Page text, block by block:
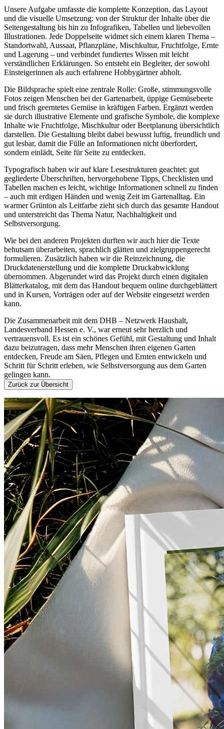
Unsere Aufgabe umfasste die komplette Konzeption, das Layout
und die visuelle Umsetzung: von der Struktur der Inhalte über die
Seitengestaltung bis hin zu Infografiken, Tabellen und liebevollen
Illustrationen. Jede Doppelseite widmet sich einem klaren Thema –
Standortwahl, Aussaat, Pflanzpläne, Mischkultur, Fruchtfolge, Ernte
und Lagerung – und verbindet fundiertes Wissen mit leicht
verständlichen Erklärungen. So entsteht ein Begleiter, der sowohl
Einsteigerinnen als auch erfahrene Hobbygärtner abholt.
Die Bildsprache spielt eine zentrale Rolle: Große, stimmungsvolle
Fotos zeigen Menschen bei der Gartenarbeit, üppige Gemüsebeete
und frisch geerntetes Gemüse in kräftigen Farben. Ergänzt werden
sie durch illustrative Elemente und grafische Symbole, die komplexe
Inhalte wie Fruchtfolge, Mischkultur oder Beetplanung übersichtlich
darstellen. Die Gestaltung bleibt dabei bewusst luftig, freundlich und
gut lesbar, damit die Fülle an Informationen nicht überfordert,
sondern einlädt, Seite für Seite zu entdecken.
Typografisch haben wir auf klare Lesestrukturen geachtet: gut
gegliederte Überschriften, hervorgehobene Tipps, Checklisten und
Tabellen machen es leicht, wichtige Informationen schnell zu finden
– auch mit erdigen Händen und wenig Zeit im Gartenalltag. Ein
warmer Grünton als Leitfarbe zieht sich durch das gesamte Handout
und unterstreicht das Thema Natur, Nachhaltigkeit und
Selbstversorgung.
Wie bei den anderen Projekten durften wir auch hier die Texte
behutsam überarbeiten, sprachlich glätten und zielgruppengerecht
formulieren. Zusätzlich haben wir die Reinzeichnung, die
Druckdatenerstellung und die komplette Druckabwicklung
übernommen. Abgerundet wird das Projekt durch einen digitalen
Blätterkatalog, mit dem das Handout bequem online durchgeblättert
und in Kursen, Vorträgen oder auf der Website eingesetzt werden
kann.
Die Zusammenarbeit mit dem DHB – Netzwerk Haushalt,
Landesverband Hessen e. V., war erneut sehr herzlich und
vertrauensvoll. Es ist ein schönes Gefühl, mit Gestaltung und Inhalt
dazu beizutragen, dass mehr Menschen ihren eigenen Garten
entdecken, Freude am Säen, Pflegen und Ernten entwickeln und
Schritt für Schritt erleben, wie Selbstversorgung aus dem Garten
gelingen kann.
Zurück zur Übersicht